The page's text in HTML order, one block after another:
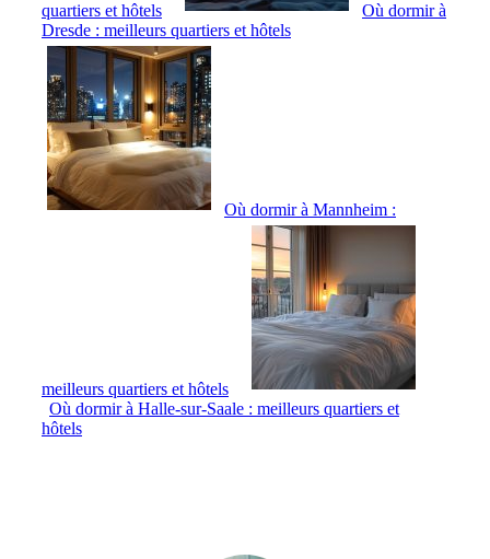
quartiers et hôtels
Où dormir à
Dresde : meilleurs quartiers et hôtels
Où dormir à Mannheim :
meilleurs quartiers et hôtels
Où dormir à Halle-sur-Saale : meilleurs quartiers et
hôtels